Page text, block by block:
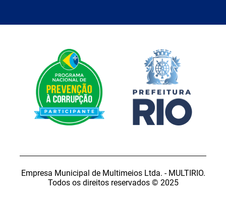
Empresa Municipal de Multimeios Ltda. - MULTIRIO.
Todos os direitos reservados © 2025